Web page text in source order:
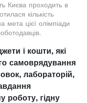
Києва проходить в
кількість
цієї олімпіади
і кошти, які
самоврядування
лабораторій,
роботу, гідну